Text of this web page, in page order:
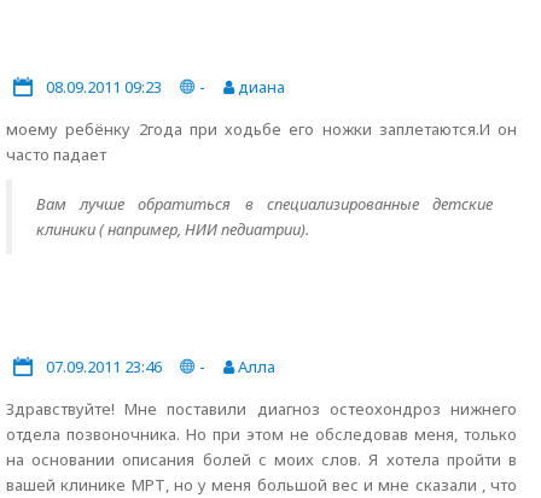
08.09.2011 09:23 -
диана
моему ребёнку 2года при ходьбе его ножки заплетаются.И он
часто падает
Вам лучше обратиться в специализированные детские
клиники ( например, НИИ педиатрии).
07.09.2011 23:46 -
Алла
Здравствуйте! Мне поставили диагноз остеохондроз нижнего
отдела позвоночника. Но при этом не обследовав меня, только
на основании описания болей с моих слов. Я хотела пройти в
вашей клинике МРТ, но у меня большой вес и мне сказали , что